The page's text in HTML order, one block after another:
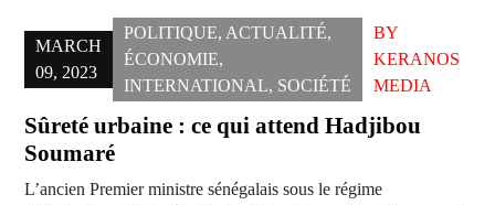
MARCH
09, 2023
POLITIQUE, ACTUALITÉ,
ÉCONOMIE,
INTERNATIONAL, SOCIÉTÉ
BY
KERANOS
MEDIA
Sûreté urbaine : ce qui attend Hadjibou
Soumaré
L’ancien Premier ministre sénégalais sous le régime